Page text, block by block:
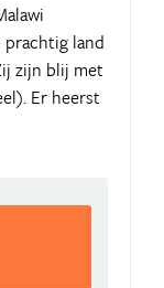
prachtig land
zijn blij met
Er heerst